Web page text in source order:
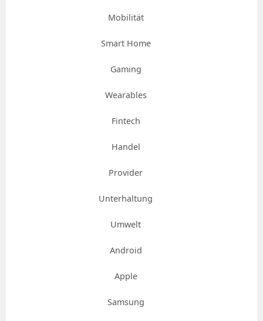
Mobilität
Smart Home
Gaming
Wearables
Fintech
Handel
Provider
Unterhaltung
Umwelt
Android
Apple
Samsung